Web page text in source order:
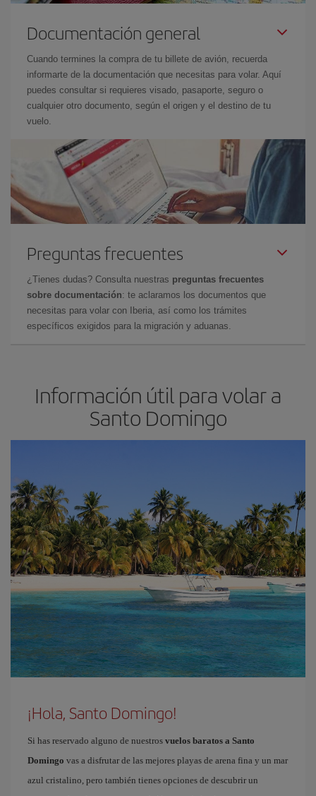
Documentación general
Cuando termines la compra de tu billete de avión, recuerda
informarte de la documentación que necesitas para volar. Aquí
puedes consultar si requieres visado, pasaporte, seguro o
cualquier otro documento, según el origen y el destino de tu
vuelo.
Preguntas frecuentes
¿Tienes dudas? Consulta nuestras preguntas frecuentes
sobre documentación: te aclaramos los documentos que
necesitas para volar con Iberia, así como los trámites
específicos exigidos para la migración y aduanas.
Información útil para volar a
Santo Domingo
¡Hola, Santo Domingo!
Si has reservado alguno de nuestros vuelos baratos a Santo
Domingo vas a disfrutar de las mejores playas de arena fina y un mar
azul cristalino, pero también tienes opciones de descubrir un